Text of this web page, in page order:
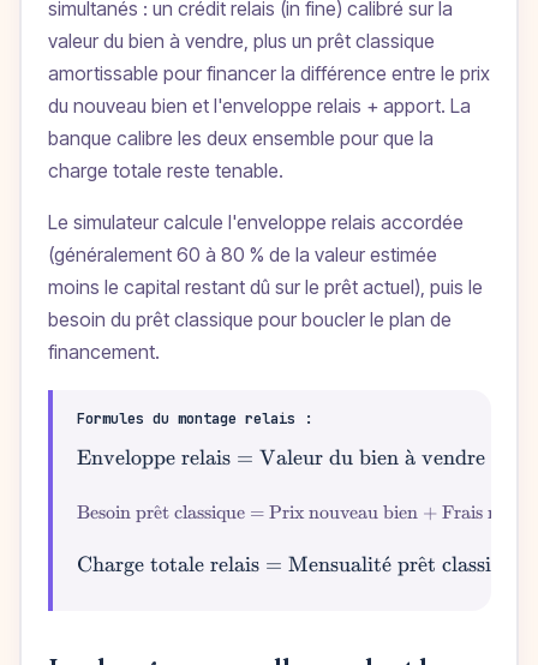
simultanés : un crédit relais (in fine) calibré sur la
valeur du bien à vendre, plus un prêt classique
amortissable pour financer la différence entre le prix
du nouveau bien et l'enveloppe relais + apport. La
banque calibre les deux ensemble pour que la
charge totale reste tenable.
Le simulateur calcule l'enveloppe relais accordée
(généralement 60 à 80 % de la valeur estimée
moins le capital restant dû sur le prêt actuel), puis le
besoin du prêt classique pour boucler le plan de
financement.
Formules du montage relais :
Enveloppe relais = Valeur du bien a
ˋvendre ×
\text{Besoin
Besoin pre
ˆt classique = Prix nouveau bien + Frais
\text{Charge
Charge totale relais = Mensualite
ˊpre
ˆt classique